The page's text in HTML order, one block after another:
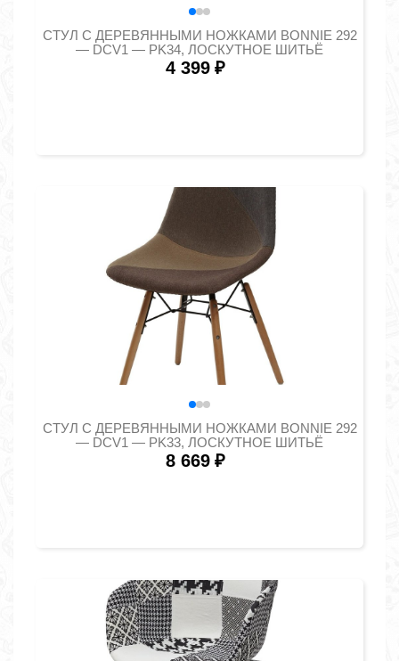
СТУЛ С ДЕРЕВЯННЫМИ НОЖКАМИ BONNIE 292
— DCV1 — PK34, ЛОСКУТНОЕ ШИТЬЁ
4 399 ₽
СТУЛ С ДЕРЕВЯННЫМИ НОЖКАМИ BONNIE 292
— DCV1 — PK33, ЛОСКУТНОЕ ШИТЬЁ
8 669 ₽